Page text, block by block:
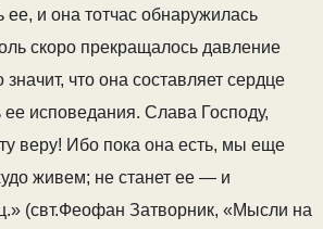
ее, и она тотчас обнаружилась
скоро прекращалось давление
что она составляет сердце
ее исповедания. Слава Господу,
веру! Ибо пока она есть, мы еще
живем; не станет ее — и
(свт.Феофан Затворник, «Мысли на